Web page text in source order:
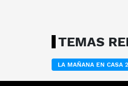
TEMAS
LA MAÑANA EN CASA